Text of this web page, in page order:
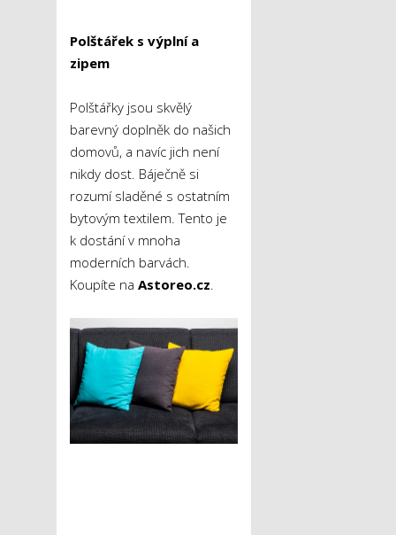
Polštářek s výplní a
zipem
Polštářky jsou skvělý
barevný doplněk do našich
domovů, a navíc jich není
nikdy dost. Báječně si
rozumí sladěné s ostatním
bytovým textilem. Tento je
k dostání v mnoha
moderních barvách.
Koupíte na Astoreo.cz